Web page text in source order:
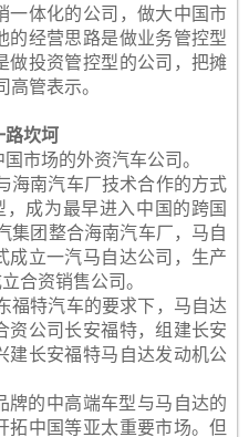
一体化的公司，做大中国市
的经营思路是做业务管控型
做投资管控型的公司，把摊
高管表示。
路坎坷
市场的外资汽车公司。
海南汽车厂技术合作的方式
成为最早进入中国的跨国
集团整合海南汽车厂，马自
成立一汽马自达公司，生产
合资销售公司。
福特汽车的要求下，马自达
资公司长安福特，组建长安
建长安福特马自达发动机公
牌的中高端车型与马自达的
拓中国等亚太重要市场。但